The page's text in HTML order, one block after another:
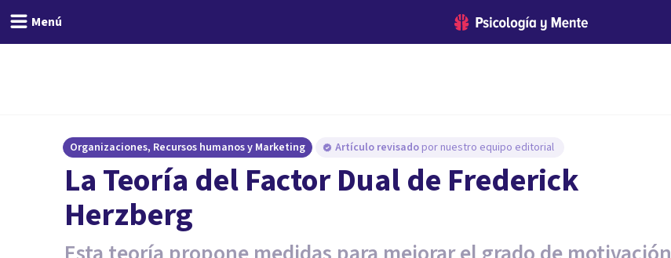
Menú
Organizaciones, Recursos humanos y Marketing Artículo revisado por nuestro equipo editorial
La Teoría del Factor Dual de Frederick
Herzberg